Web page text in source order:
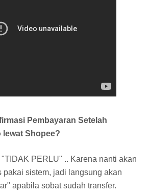
Pembayaran Setelah
lewat Shopee?
PERLU" .. Karena nanti akan
pakai sistem, jadi langsung akan
apabila sobat sudah transfer.